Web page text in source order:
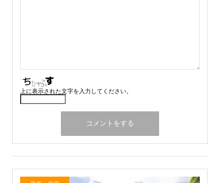
上に表示された文字を入力してください。